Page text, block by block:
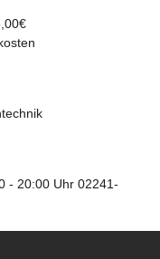
- 20:00 Uhr 02241-